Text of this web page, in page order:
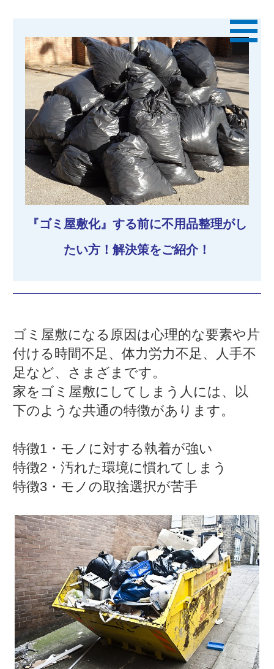
『ゴミ屋敷化』する前に不用品整理がし
たい方！解決策をご紹介！
ゴミ屋敷になる原因は心理的な要素や片
付ける時間不足、体力労力不足、人手不
足など、さまざまです。
家をゴミ屋敷にしてしまう人には、以
下のような共通の特徴があります。
特徴1・モノに対する執着が強い
特徴2・汚れた環境に慣れてしまう
特徴3・モノの取捨選択が苦手